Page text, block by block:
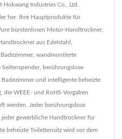
Hokwang Industries Co., Ltd.
her. Ihre Hauptprodukte für
bürstenlosen Motor-Handtrockner,
aus Edelstahl,
wandmontierte
berührungslose
und intelligente beheizte
die WEEE- und RoHS-Vorgaben
werden. Jeder berührungslose
gewerbliche Handtrockner für
beheizte Toilettensitz wird vor dem